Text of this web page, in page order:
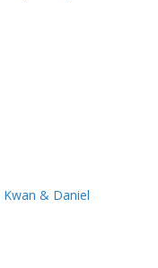
Kwan & Daniel